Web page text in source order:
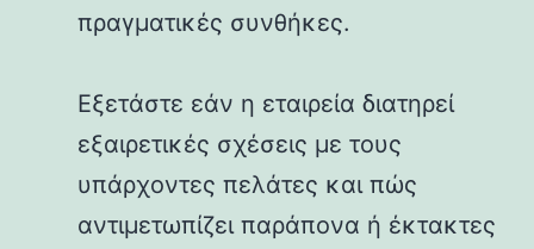
πραγματικές συνθήκες.
Εξετάστε εάν η εταιρεία διατηρεί
εξαιρετικές σχέσεις με τους
υπάρχοντες πελάτες και πώς
αντιμετωπίζει παράπονα ή έκτακτες